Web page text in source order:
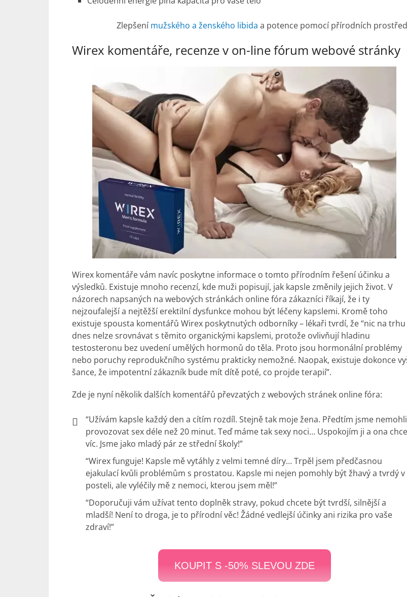
Zlepšení mužského a ženského libida a potence pomocí přírodních
Wirex komentáře, recenze v on-line fórum webové stránky
Wirex komentáře vám navíc poskytne informace o tomto přírodním řešení účinku a
výsledků. Existuje mnoho recenzí, kde muži popisují, jak kapsle změnily jejich život. V
názorech napsaných na webových stránkách online fóra zákazníci říkají, že i ty
nejzoufalejší a nejtěžší erektilní dysfunkce mohou být léčeny kapslemi. Kromě toho
existuje spousta komentářů Wirex poskytnutých odborníky – lékaři tvrdí, že “nic na trhu
dnes nelze srovnávat s těmito organickými kapslemi, protože ovlivňují hladinu
testosteronu bez uvedení umělých hormonů do těla. Proto jsou hormonální problémy
nebo poruchy reprodukčního systému prakticky nemožné. Naopak, existuje dokonce
šance, že impotentní zákazník bude mít dítě poté, co projde terapií”.
Zde je nyní několik dalších komentářů převzatých z webových stránek online fóra:
“Užívám kapsle každý den a cítím rozdíl. Stejně tak moje žena. Předtím jsme nemohli
provozovat sex déle než 20 minut. Teď máme tak sexy noci… Uspokojím ji a ona chce
víc. Jsme jako mladý pár ze střední školy!”
“Wirex funguje! Kapsle mě vytáhly z velmi temné díry… Trpěl jsem předčasnou
ejakulací kvůli problémům s prostatou. Kapsle mi nejen pomohly být žhavý a tvrdý v
posteli, ale vyléčily mě z nemoci, kterou jsem měl!”
“Doporučuji vám užívat tento doplněk stravy, pokud chcete být tvrdší, silnější a
mladší! Není to droga, je to přírodní věc! Žádné vedlejší účinky ani rizika pro vaše
zdraví!”
KOUPIT S -50% SLEVOU ZDE